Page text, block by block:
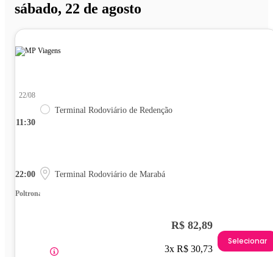
sábado, 22 de agosto
11:30
22/08
Terminal Rodoviário de Redenção
22:00 Terminal Rodoviário de Marabá
Poltrona
R$ 82,89
3x R$ 30,73
Selecionar